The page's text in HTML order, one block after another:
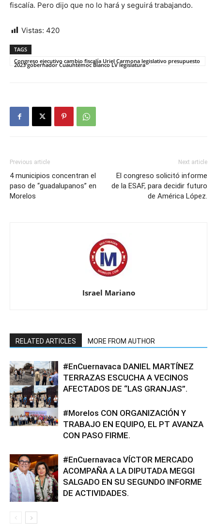
fiscalía. Pero dijo que no lo hará y seguirá trabajando.
Vistas: 420
TAGS
Congreso ejecutivo cambio fiscalía Uriel Carmona legislativo presupuesto
2023 gobernador Cuauhtémoc Blanco LV legislatura
Previous article
4 municipios concentran el
paso de “guadalupanos” en
Morelos
Next article
El congreso solicitó informe
de la ESAF, para decidir futuro
de América López.
Israel Mariano
RELATED ARTICLES MORE FROM AUTHOR
#EnCuernavaca DANIEL MARTÍNEZ
TERRAZAS ESCUCHA A VECINOS
AFECTADOS DE “LAS GRANJAS”.
#Morelos CON ORGANIZACIÓN Y
TRABAJO EN EQUIPO, EL PT AVANZA
CON PASO FIRME.
#EnCuernavaca VÍCTOR MERCADO
ACOMPAÑA A LA DIPUTADA MEGGI
SALGADO EN SU SEGUNDO INFORME
DE ACTIVIDADES.